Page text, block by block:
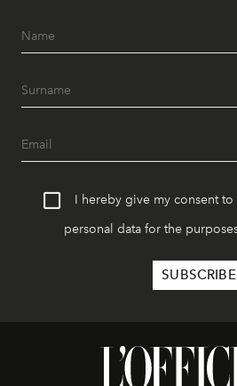
I hereby give my consent
personal data for the